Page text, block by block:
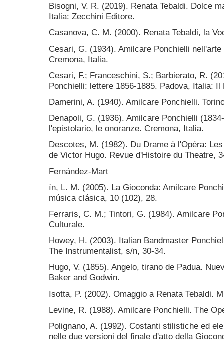
Bisogni, V. R. (2019). Renata Tebaldi. Dolce
Italia: Zecchini Editore.
Casanova, C. M. (2000). Renata Tebaldi, la
Cesari, G. (1934). Amilcare Ponchielli
Cremona, Italia.
Cesari, F.; Franceschini, S.; Barbierato, R.
Ponchielli: lettere 1856-1885. Padova, Italia: Il
Damerini, A. (1940). Amilcare Ponchielli.
Denapoli, G. (1936). Amilcare Ponchielli
l'epistolario, le onoranze. Cremona, Italia.
Descotes, M. (1982). Du Drame à l'Opéra:
de Victor Hugo. Revue d'Histoire du Theatre,
Fernández-Mart
ín, L. M. (2005). La Gioconda: Amilcare
música clásica, 10 (102), 28.
Ferraris, C. M.; Tintori, G. (1984). Amilcare
Culturale.
Howey, H. (2003). Italian Bandmaster
The Instrumentalist, s/n, 30-34.
Hugo, V. (1855). Angelo, tirano de Padua.
Baker and Godwin.
Isotta, P. (2002). Omaggio a Renata Tebaldi.
Levine, R. (1988). Amilcare Ponchielli. The
Polignano, A. (1992). Costanti stilistiche ed
nelle due versioni del finale d'atto della